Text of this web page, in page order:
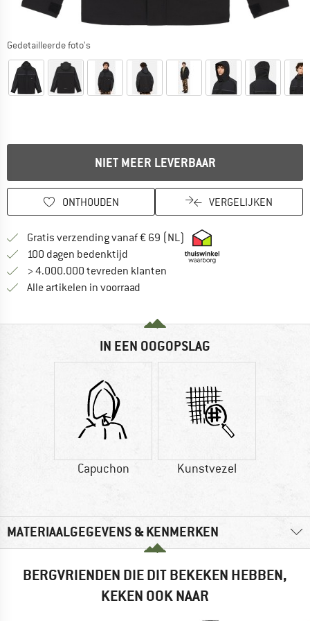
Gedetailleerde foto's
NIET MEER LEVERBAAR
ONTHOUDEN VERGELIJKEN
Gratis verzending vanaf € 69 (NL) Vind hier de
100 dagen bedenktijd Vind de betalingsinformatie hier!
> 4.000.000 tevreden klanten
Alle artikelen in voorraad
IN EEN OOGOPSLAG
Capuchon Kunstvezel
MATERIAALGEGEVENS & KENMERKEN
BERGVRIENDEN DIE DIT BEKEKEN HEBBEN,
KEKEN OOK NAAR